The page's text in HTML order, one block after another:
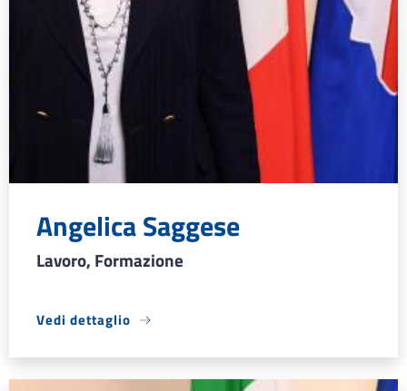
Angelica Saggese
Lavoro, Formazione
Vedi dettaglio